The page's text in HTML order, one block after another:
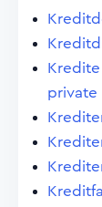
private